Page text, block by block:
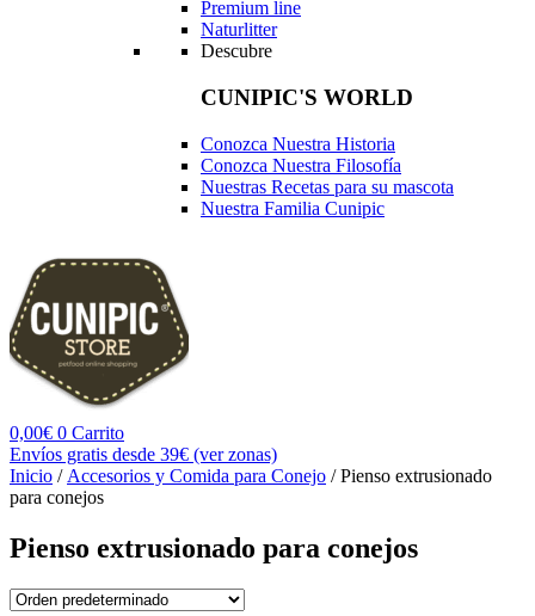
Premium line
Naturlitter
Descubre
CUNIPIC'S WORLD
Conozca Nuestra Historia
Conozca Nuestra Filosofía
Nuestras Recetas para su mascota
Nuestra Familia Cunipic
0,00€ 0 Carrito
Envíos gratis desde 39€ (ver zonas)
Inicio / Accesorios y Comida para Conejo / Pienso extrusionado
para conejos
Pienso extrusionado para conejos